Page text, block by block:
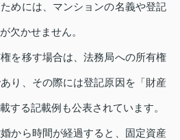
めには、マンションの名義や登記
欠かせません。
を移す場合は、法務局への所有権
り、その際には登記原因を「財産
する記載例も公表されています。
から時間が経過すると、固定資産